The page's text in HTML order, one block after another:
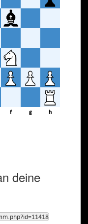
f g h
deine